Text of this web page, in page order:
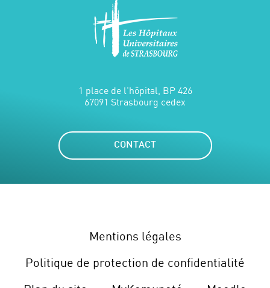
1 place de l'hôpital, BP 426
67091 Strasbourg cedex
CONTACT
Mentions légales
Politique de protection de confidentialité